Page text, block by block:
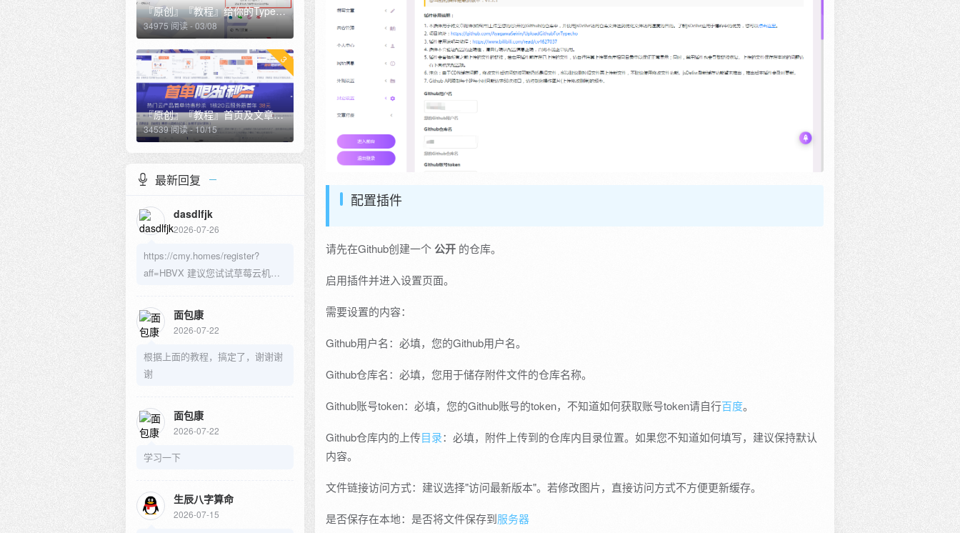
『原创』『教程』给你的Typecho博客侧边栏加一个恋爱计时（修复夜间模式样式）
34975 阅读 - 03/08
3
『原创』『教程』首页及文章页滚动广告栏
34539 阅读 - 10/15
最新回复
dasdlfjk
2026-07-26
https://cmy.homes/register?
aff=HBVX 建议您试试草莓云机
tiktok，上reddit/x也没有问题，还
有各种ai优化节点。
面包康
2026-07-22
根据上面的教程，搞定了，谢谢谢
谢
面包康
2026-07-22
学习一下
生辰八字算命
2026-07-15
配置插件
请先在Github创建一个公开 的仓库。
启用插件并进入设置页面。
需要设置的内容：
Github用户名：必填，您的Github用户名。
Github仓库名：必填，您用于储存附件文件的仓库名称。
Github账号token：必填，您的Github账号的token，不知道如何获取账号token请自行百度。
Github仓库内的上传目录：必填，附件上传到的仓库内目录位置。如果您不知道如何填写，建议保持默认
内容。
文件链接访问方式：建议选择"访问最新版本"。若修改图片，直接访问方式不方便更新缓存。
是否保存在本地：是否将文件保存到服务器